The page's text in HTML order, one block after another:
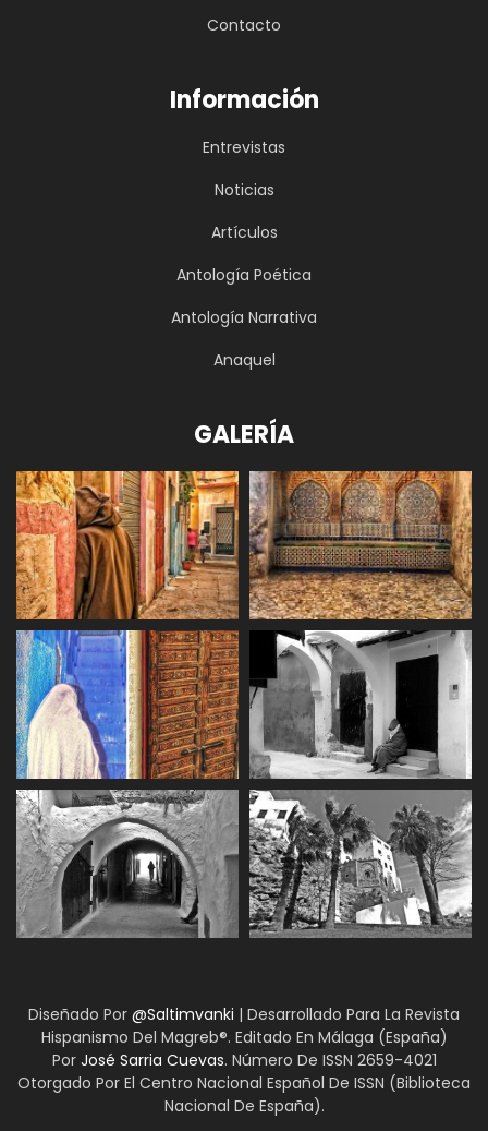
traducción de obras de escritores españoles al
obras de Pío Baroja, Ortega y Gasset, Miguel de
Garzón Serfaty, Mohamed Sebbagh, Trinidad
Sánchez Mercader y otros intelectuales del
momento, llegando a publicar en las principales
No hay más publicaciones para mostrar
Hispanistas
AHMED OUBALI
febrero 7, 2025
Leer Más >>
AHMED KISSAMI MBARKI
diciembre 23, 2024
Leer Más >>
AZEDDINE DAFIR
octubre 1, 2024